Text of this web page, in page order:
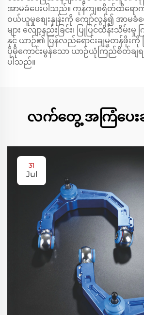
အာမခံပေးပါသည်။ ကုန်ကျစရိတ်ထိရေ
ဝယ်ယူမှုစျေးနှုန်းကို ကျော်လွန်၍ အာမခံ
များ လျော့နည်းခြင်း၊ ပြုပြင်ထိန်းသိမ်းမှု
နှင့် ယာဉ်၏ ပြန်လည်ရောင်းချမှုတန်ဖိုးကို
ပိုမိုကောင်းမွန်သော ယာဉ်ယုံကြည်စိတ်ချရ
ပါသည်။
လက်တွေ့ အကြံပေးခ
31
Jul